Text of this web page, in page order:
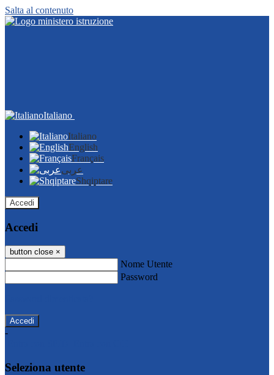
Salta al contenuto
Italiano
Italiano
English
Français
عربى
Shqiptare
Accedi
Accedi
button close ×
Nome Utente
Password
-
Seleziona utente